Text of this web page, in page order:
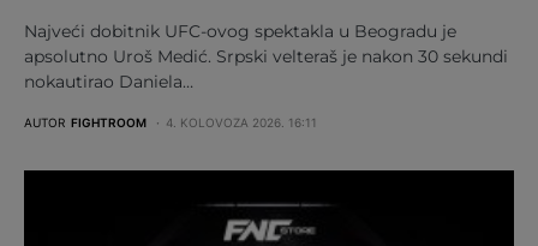
Najveći dobitnik UFC-ovog spektakla u Beogradu je
apsolutno Uroš Medić. Srpski velteraš je nakon 30 sekundi
nokautirao Daniela…
AUTOR FIGHTROOM 4. KOLOVOZA 2026. 16:11